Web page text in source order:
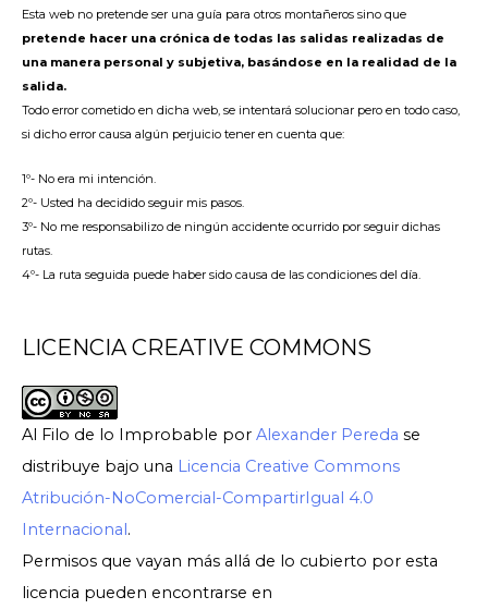
Esta web no pretende ser una guía para otros montañeros sino que
pretende hacer una crónica de todas las salidas realizadas de
una manera personal y subjetiva, basándose en la realidad de la
salida.
Todo error cometido en dicha web, se intentará solucionar pero en todo caso,
si dicho error causa algún perjuicio tener en cuenta que:
1º- No era mi intención.
2º- Usted ha decidido seguir mis pasos.
3º- No me responsabilizo de ningún accidente ocurrido por seguir dichas
rutas.
4º- La ruta seguida puede haber sido causa de las condiciones del día.
LICENCIA CREATIVE COMMONS
Al Filo de lo Improbable por Alexander Pereda se
distribuye bajo una Licencia Creative Commons
Atribución-NoComercial-CompartirIgual 4.0
Internacional.
Permisos que vayan más allá de lo cubierto por esta
licencia pueden encontrarse en